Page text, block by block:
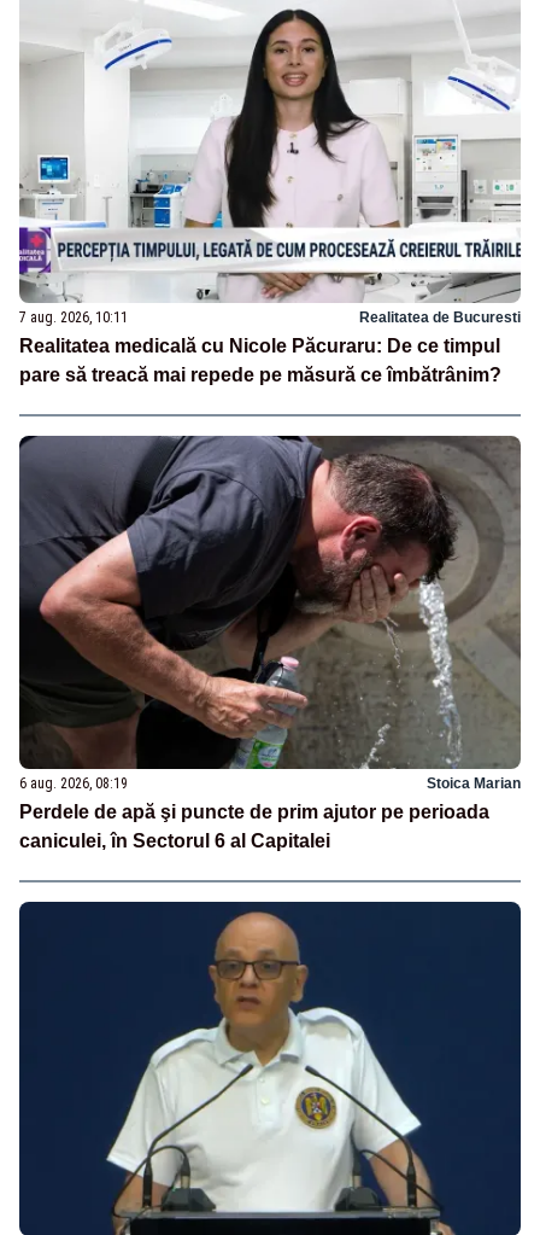
7 aug. 2026, 10:11 Realitatea de Bucuresti
Realitatea medicală cu Nicole Păcuraru: De ce timpul
pare să treacă mai repede pe măsură ce îmbătrânim?
6 aug. 2026, 08:19 Stoica Marian
Perdele de apă şi puncte de prim ajutor pe perioada
caniculei, în Sectorul 6 al Capitalei